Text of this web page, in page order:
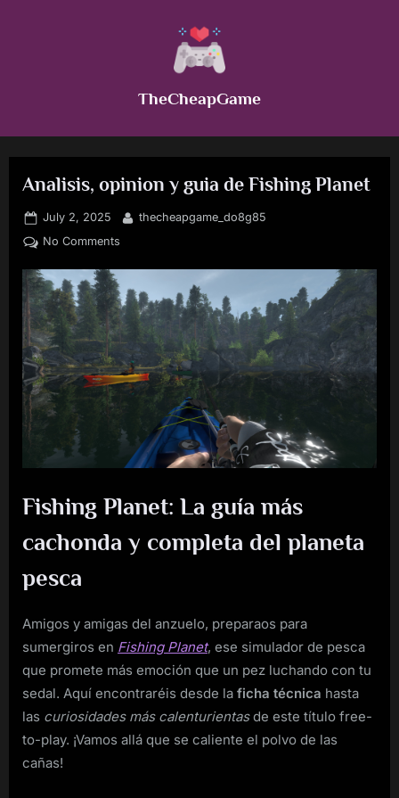
TheCheapGame
Analisis, opinion y guia de Fishing Planet
Posted
on
July 2, 2025 By
thecheapgame_do8g85
No Commentson
y
guia
Fishing
Planet
Fishing Planet: La guía más
cachonda y completa del planeta
pesca
Amigos y amigas del anzuelo, preparaos para
sumergiros en Fishing Planet, ese simulador de pesca
que promete más emoción que un pez luchando con tu
sedal. Aquí encontraréis desde la ficha técnica hasta
las curiosidades más calenturientasde este título free-
to-play. ¡Vamos allá que se caliente el polvo de las
cañas!